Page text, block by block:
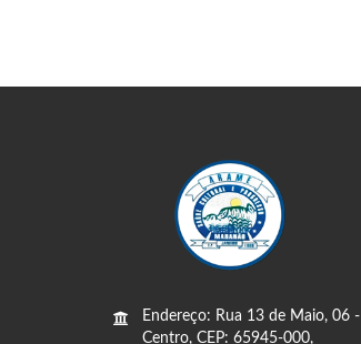
Endereço: Rua 13 de Maio, 06 -
Centro, CEP: 65945-000,